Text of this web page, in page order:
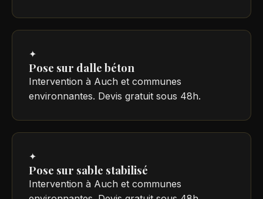
✦
Pose sur dalle béton
Intervention à Auch et communes
environnantes. Devis gratuit sous 48h.
✦
Pose sur sable stabilisé
Intervention à Auch et communes